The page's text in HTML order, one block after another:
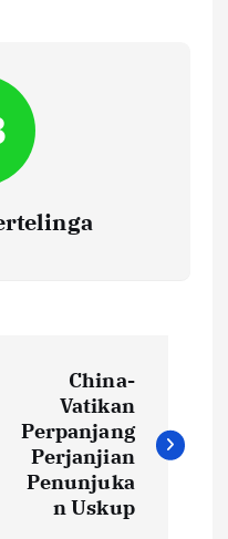
China-
Vatikan
Perpanjang
Perjanjian
Penunjuka
n Uskup